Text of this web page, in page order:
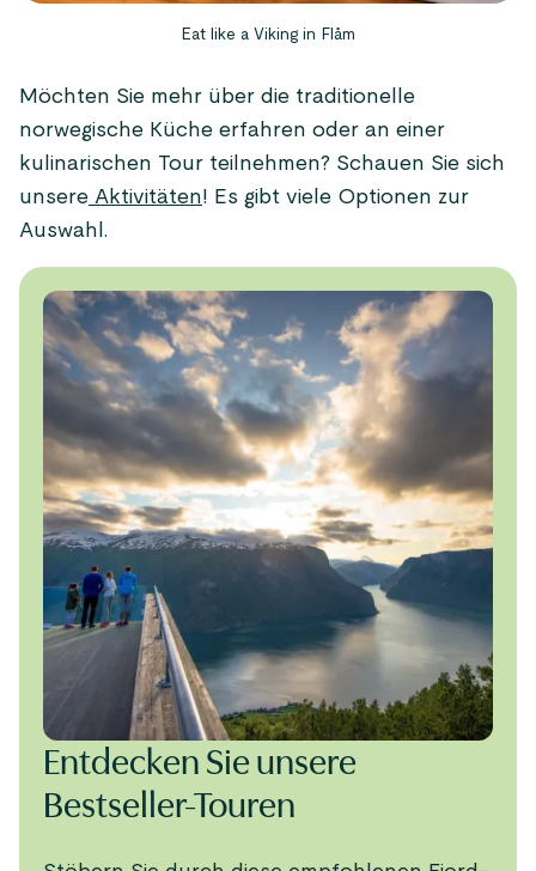
Eat like a Viking in Flåm
Möchten Sie mehr über die traditionelle
norwegische Küche erfahren oder an einer
kulinarischen Tour teilnehmen? Schauen Sie sich
unsere Aktivitäten! Es gibt viele Optionen zur
Auswahl.
Entdecken Sie unsere
Bestseller-Touren